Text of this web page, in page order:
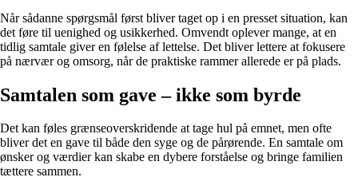
Når sådanne spørgsmål først bliver taget op i en presset situation, kan
det føre til uenighed og usikkerhed. Omvendt oplever mange, at en
tidlig samtale giver en følelse af lettelse. Det bliver lettere at fokusere
på nærvær og omsorg, når de praktiske rammer allerede er på plads.
Samtalen som gave – ikke som byrde
Det kan føles grænseoverskridende at tage hul på emnet, men ofte
bliver det en gave til både den syge og de pårørende. En samtale om
ønsker og værdier kan skabe en dybere forståelse og bringe familien
tættere sammen.